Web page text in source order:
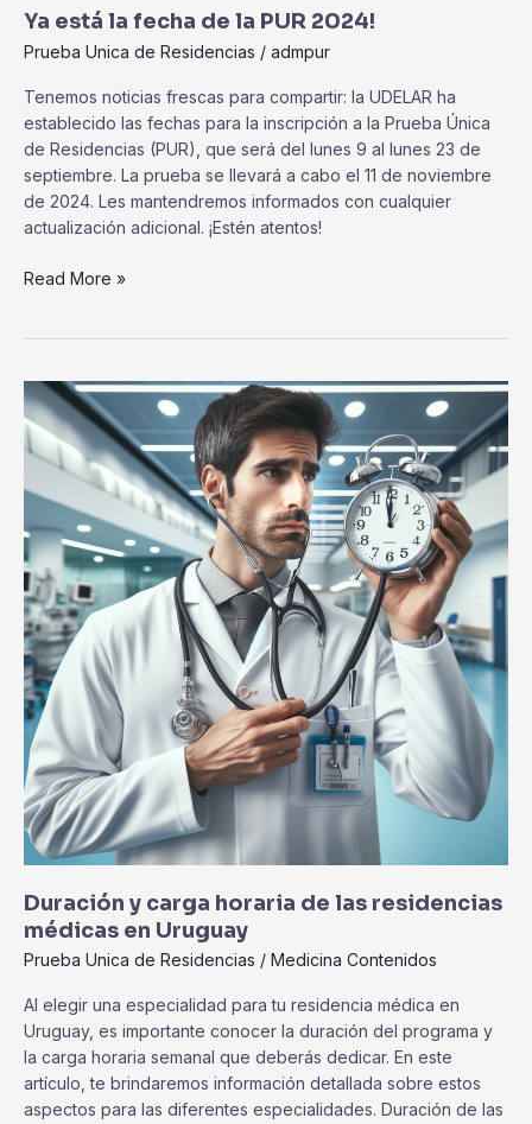
Ya está la fecha de la PUR 2024!
Prueba Unica de Residencias / admpur
Tenemos noticias frescas para compartir: la UDELAR ha
establecido las fechas para la inscripción a la Prueba Única
de Residencias (PUR), que será del lunes 9 al lunes 23 de
septiembre. La prueba se llevará a cabo el 11 de noviembre
de 2024. Les mantendremos informados con cualquier
actualización adicional. ¡Estén atentos!
Read More »
Duración y carga horaria de las residencias
médicas en Uruguay
Prueba Unica de Residencias / Medicina Contenidos
Al elegir una especialidad para tu residencia médica en
Uruguay, es importante conocer la duración del programa y
la carga horaria semanal que deberás dedicar. En este
artículo, te brindaremos información detallada sobre estos
aspectos para las diferentes especialidades. Duración de las
Duración
y
carga
horaria
de
las
residencias
médicas
en
Uruguay